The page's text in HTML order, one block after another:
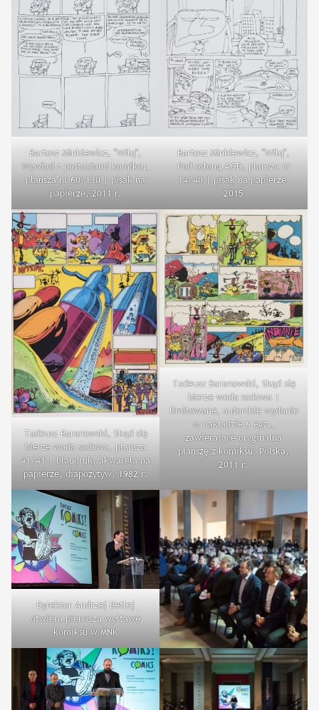
Bartosz Minkiewicz, "Wilq",
Wywiad z postaciami komiksu,
plansza nr 60/130 | pisak na
papierze, 2011 r.
Bartosz Minkiewicz, "Wilq",
Pod osłoną AGD, plansza nr
14/40 | pisak na papierze,
2015
Tadeusz Baranowski, Skąd się
bierze woda sodowa, plansza
41/41 | blaudruk, akwarela na
papierze, diapozytyw, 1982 r.
Tadeusz Baranowski, Skąd się
bierze woda sodowa |
limitowane, autorskie wydanie
w nakładzie 6 egz.,
zawierające oryginalną
planszę z komiksu, Polska,
2011 r.
Dyrektor Andrzej Betlej
otwiera pierwszą wystawę
komiksu w MNK